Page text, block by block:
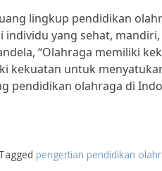
lingkup pendidikan
yang sehat,
“Olahraga memiliki
kekuatan untuk
pendidikan olahraga di
Tagged pengertian pendidikan